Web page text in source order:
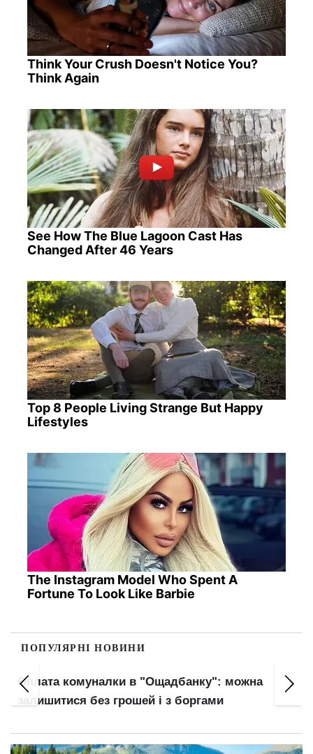
Think Your Crush Doesn't Notice You?
Think Again
See How The Blue Lagoon Cast Has
Changed After 46 Years
Top 8 People Living Strange But Happy
Lifestyles
The Instagram Model Who Spent A
Fortune To Look Like Barbie
ПОПУЛЯРНІ НОВИНИ
Правила виплати відпускних змінилися:
головний нюанс для працівників